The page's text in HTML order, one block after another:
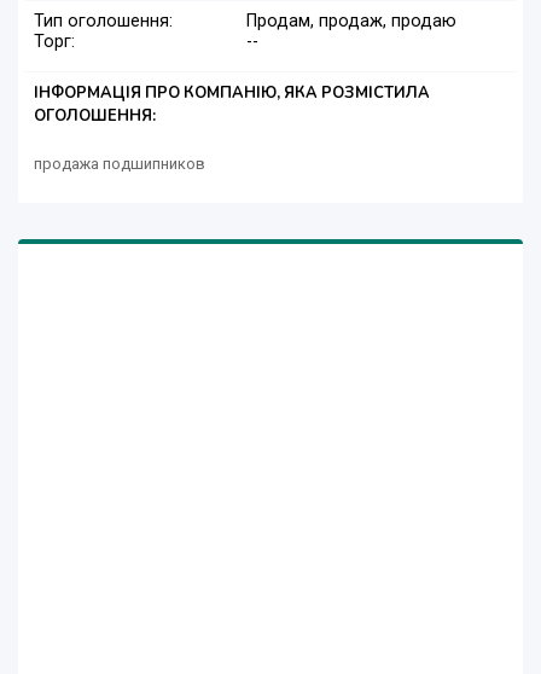
Тип оголошення:
Продам, продаж, продаю
Торг:
--
ІНФОРМАЦІЯ ПРО КОМПАНІЮ, ЯКА РОЗМІСТИЛА
ОГОЛОШЕННЯ:
продажа подшипников